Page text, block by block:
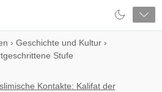
› Geschichte und Kultur ›
Stufe
Kontakte: Kalifat der